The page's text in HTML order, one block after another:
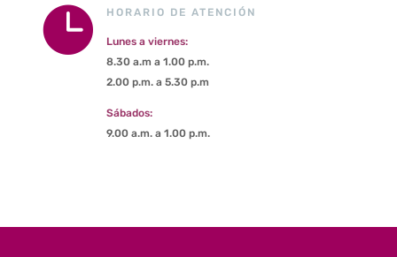
 HORARIO DE ATENCIÓN
Lunes a viernes:
8.30 a.m a 1.00 p.m.
2.00 p.m. a 5.30 p.m
Sábados:
9.00 a.m. a 1.00 p.m.